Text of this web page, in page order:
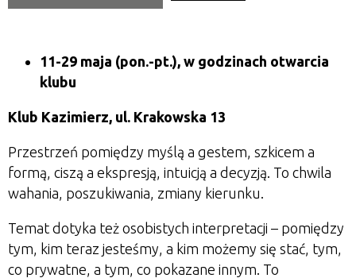
11-29 maja (pon.-pt.), w godzinach otwarcia
klubu
Klub Kazimierz, ul. Krakowska 13
Przestrzeń pomiędzy myślą a gestem, szkicem a
formą, ciszą a ekspresją, intuicją a decyzją. To chwila
wahania, poszukiwania, zmiany kierunku.
Temat dotyka też osobistych interpretacji – pomiędzy
tym, kim teraz jesteśmy, a kim możemy się stać, tym,
co prywatne, a tym, co pokazane innym. To